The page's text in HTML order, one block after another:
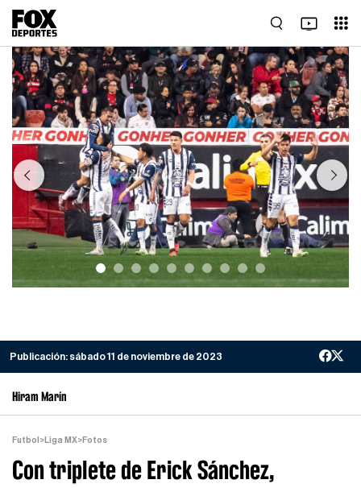
Previous Next
Publicación: sábado 11 de noviembre de 2023
Hiram Marín
Futbol >Liga MX>Fotos
Con triplete de Erick Sánchez,